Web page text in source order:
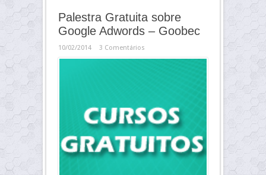
Palestra Gratuita sobre
Google Adwords – Goobec
10/02/2014 3 Comentários